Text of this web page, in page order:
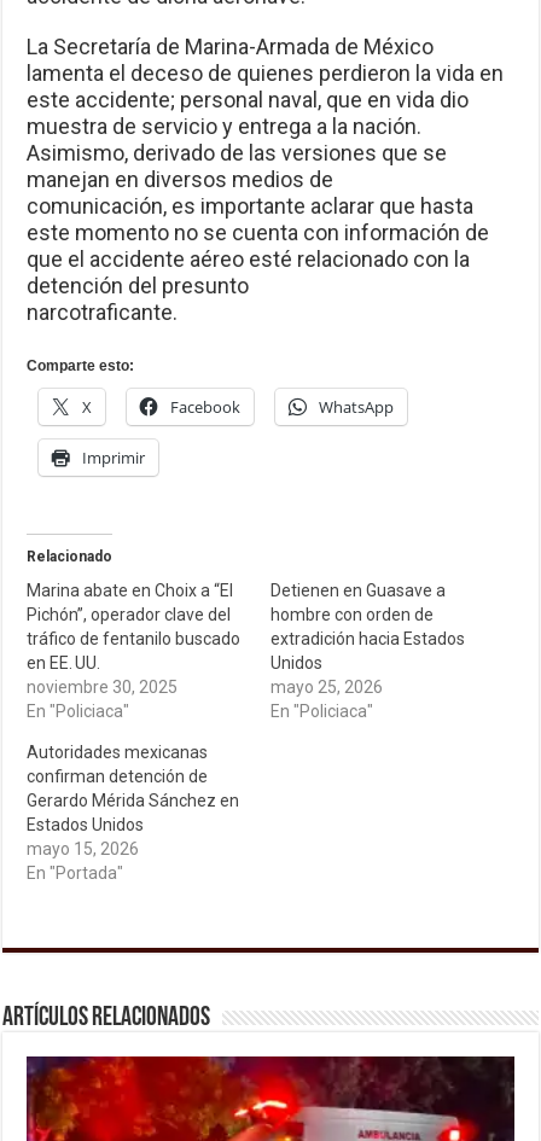
La Secretaría de Marina-Armada de México
lamenta el deceso de quienes perdieron la vida en
este accidente; personal naval, que en vida dio
muestra de servicio y entrega a la nación.
Asimismo, derivado de las versiones que se
manejan en diversos medios de
comunicación, es importante aclarar que hasta
este momento no se cuenta con información de
que el accidente aéreo esté relacionado con la
detención del presunto
narcotraficante.
Comparte esto:
X Facebook WhatsApp
Imprimir
Relacionado
Marina abate en Choix a “El
Pichón”, operador clave del
tráfico de fentanilo buscado
en EE. UU.
noviembre 30, 2025
En "Policiaca"
Detienen en Guasave a
hombre con orden de
extradición hacia Estados
Unidos
mayo 25, 2026
En "Policiaca"
Autoridades mexicanas
confirman detención de
Gerardo Mérida Sánchez en
Estados Unidos
mayo 15, 2026
En "Portada"
Artículos relacionados